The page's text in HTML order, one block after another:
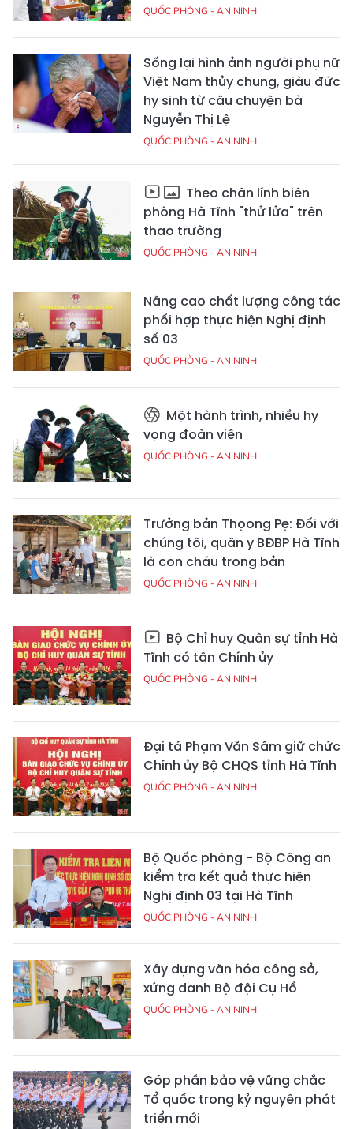
QUỐC PHÒNG - AN NINH
Sống lại hình ảnh người phụ nữ
Việt Nam thủy chung, giàu đức
hy sinh từ câu chuyện bà
Nguyễn Thị Lệ
QUỐC PHÒNG - AN NINH
Theo chân lính biên
phòng Hà Tĩnh "thử lửa" trên
thao trường
QUỐC PHÒNG - AN NINH
Nâng cao chất lượng công tác
phối hợp thực hiện Nghị định
số 03
QUỐC PHÒNG - AN NINH
Một hành trình, nhiều hy
vọng đoàn viên
QUỐC PHÒNG - AN NINH
Trưởng bản Thọong Pẹ: Đối với
chúng tôi, quân y BĐBP Hà Tĩnh
là con cháu trong bản
QUỐC PHÒNG - AN NINH
Bộ Chỉ huy Quân sự tỉnh Hà
Tĩnh có tân Chính ủy
QUỐC PHÒNG - AN NINH
Đại tá Phạm Văn Sâm giữ chức
Chính ủy Bộ CHQS tỉnh Hà Tĩnh
QUỐC PHÒNG - AN NINH
Bộ Quốc phòng - Bộ Công an
kiểm tra kết quả thực hiện
Nghị định 03 tại Hà Tĩnh
QUỐC PHÒNG - AN NINH
Xây dựng văn hóa công sở,
xứng danh Bộ đội Cụ Hồ
QUỐC PHÒNG - AN NINH
Góp phần bảo vệ vững chắc
Tổ quốc trong kỷ nguyên phát
triển mới